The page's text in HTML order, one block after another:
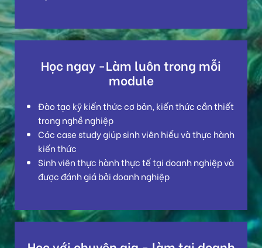
Học ngay -Làm luôn trong mỗi
module
Đào tạo kỹ kiến thức cơ bản, kiến thức cần thiết
trong nghề nghiệp
Các case study giúp sinh viên hiểu và thực hành
kiến thức
Sinh viên thực hành thực tế tại doanh nghiệp và
được đánh giá bởi doanh nghiệp